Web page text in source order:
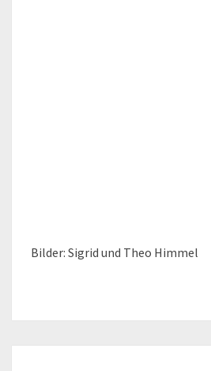
Bilder: Sigrid und Theo Himmel